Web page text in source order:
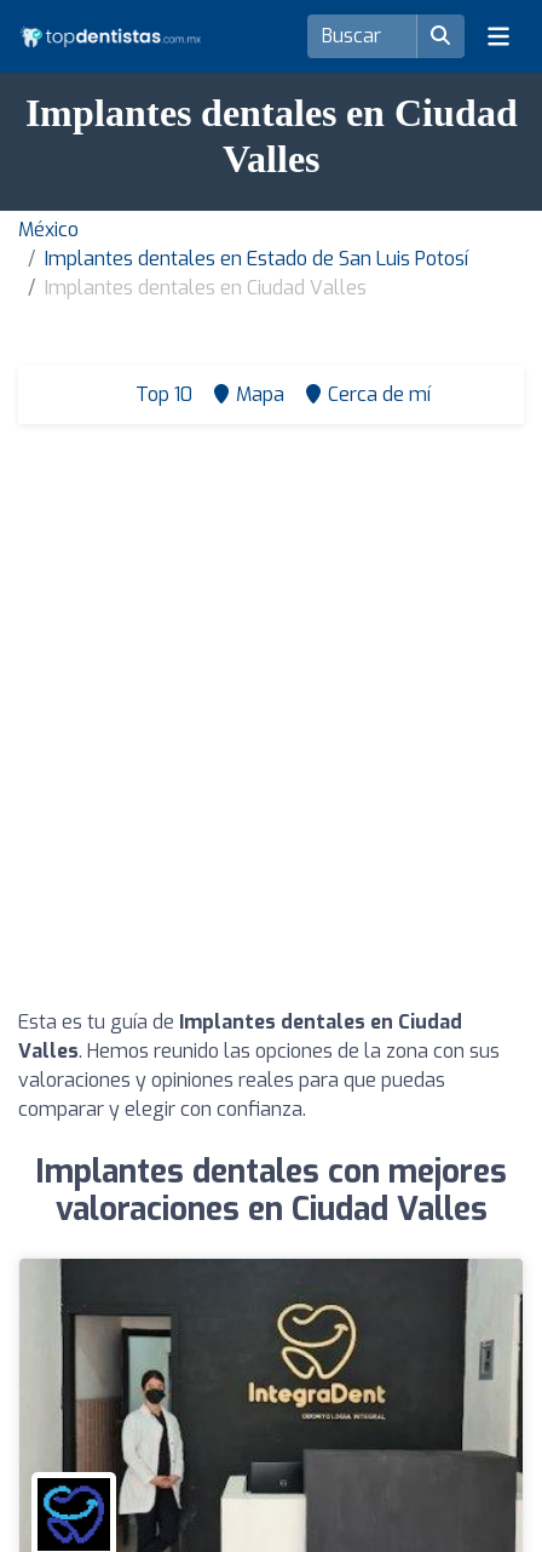
Implantes dentales en Ciudad
Valles
México
Implantes dentales en Estado de San Luis Potosí
Implantes dentales en Ciudad Valles
Top 10 Mapa Cerca de mí
Esta es tu guía de Implantes dentales en Ciudad
Valles. Hemos reunido las opciones de la zona con sus
valoraciones y opiniones reales para que puedas
comparar y elegir con confianza.
Implantes dentales con mejores
valoraciones en Ciudad Valles